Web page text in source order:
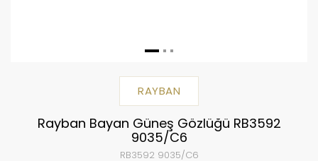
RAYBAN
Rayban Bayan Güneş Gözlüğü RB3592
9035/C6
RB3592 9035/C6